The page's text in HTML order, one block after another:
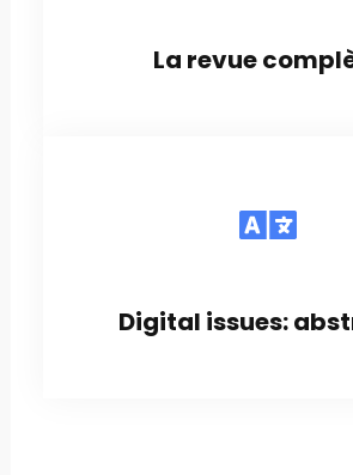
La revue
Digital issues: